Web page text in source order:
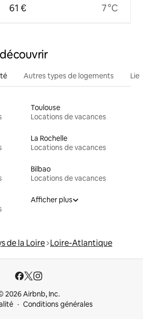
61 € 7 °C
Autres types de logements
Toulouse
Locations de vacances
La Rochelle
Locations de vacances
Bilbao
Locations de vacances
Afficher plus
de la Loire Loire-Atlantique
2026 Airbnb, Inc.
Conditions générales